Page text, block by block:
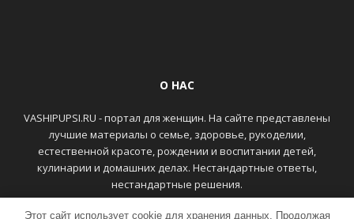
О НАС
VASHIPUPSI.RU - портал для женщин. На сайте представлены
лучшие материалы о семье, здоровье, рукоделии,
естественной красоте, рождении и воспитании детей,
кулинарии и домашних делах. Нестандартные ответы,
нестандартные решения.
Этот сайт использует cookie для хранения данных. Продолжая